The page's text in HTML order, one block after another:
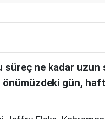
süreç ne kadar
önümüzdeki gün,